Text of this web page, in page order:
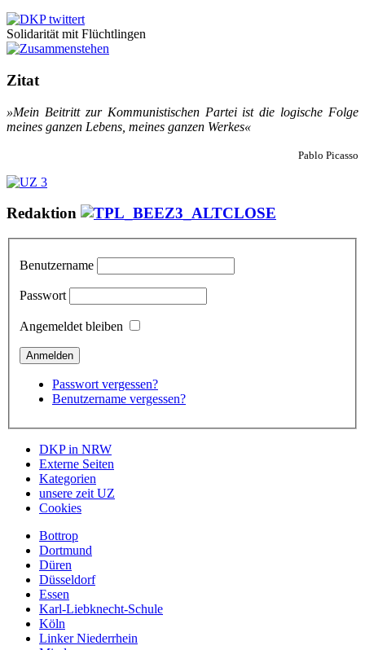
Solidarität mit Flüchtlingen
Zitat
»Mein Bei­tritt zur Kom­mu­nis­ti­schen Par­tei ist die lo­gi­sche Fol­ge
mei­nes gan­zen Le­bens, mei­nes gan­zen Wer­kes«
Pablo Picasso
Redaktion
Benutzername
Passwort
Angemeldet bleiben
Passwort vergessen?
Benutzername vergessen?
DKP in NRW
Externe Seiten
Kategorien
unsere zeit UZ
Cookies
Bottrop
Dortmund
Düren
Düsseldorf
Essen
Karl-Liebknecht-Schule
Köln
Linker Niederrhein